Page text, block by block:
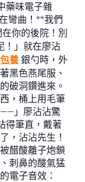
藥味電子雜
彎曲！**我們
你的後院！別
！」就在廖沾
包養 銀勺時，外
黑色燕尾服、
破洞鑽進來。
，桶上用毛筆
」廖沾沾驚
得筆直，戴著
，沾沾先生！
醋酸離子炮鎖
刺鼻的酸氣猛
電子音效：